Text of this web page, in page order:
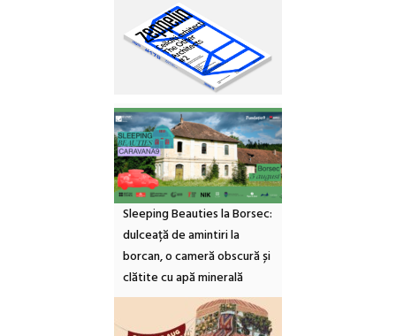
Sleeping Beauties la Borsec:
dulceață de amintiri la
borcan, o cameră obscură și
clătite cu apă minerală